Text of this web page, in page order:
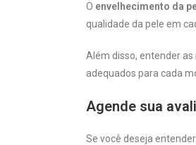
O envelhecimento da
qualidade da pele em
Além disso, entender
adequados para cada
Agende sua
Se você deseja